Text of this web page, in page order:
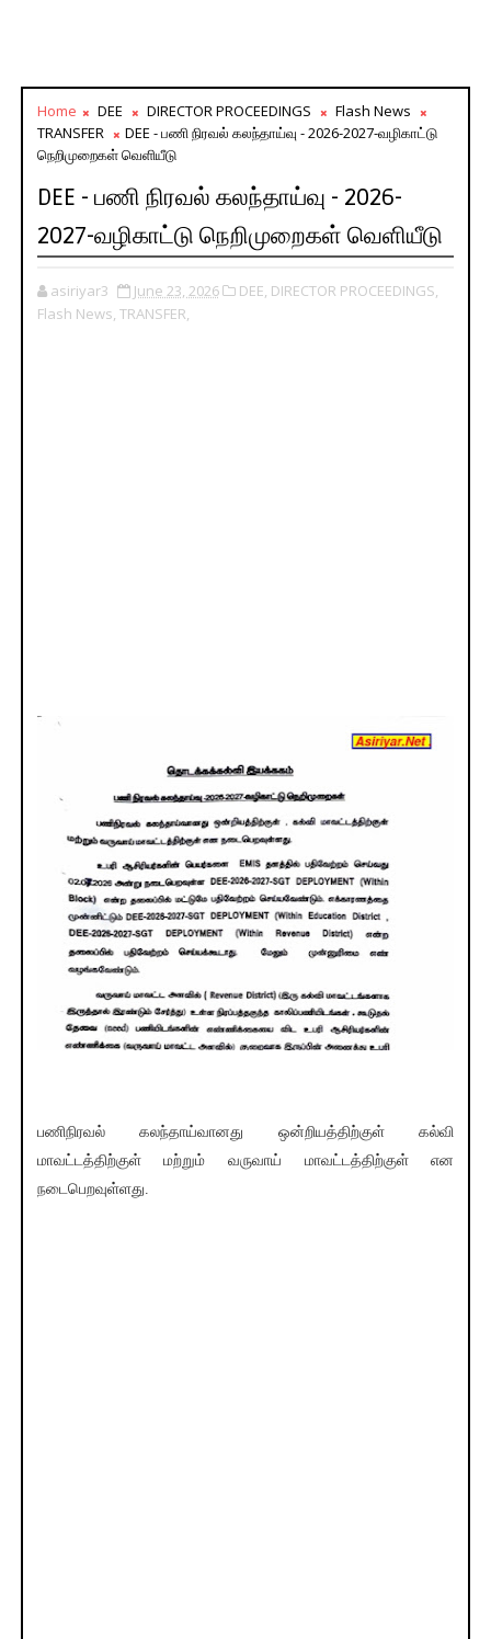
Home DEE DIRECTOR PROCEEDINGS
Flash News
TRANSFER
DEE - பணி நிரவல் கலந்தாய்வு - 2026-2027-வழிகாட்டு
நெறிமுறைகள் வெளியீடு
DEE - பணி நிரவல் கலந்தாய்வு - 2026-
2027-வழிகாட்டு நெறிமுறைகள் வெளியீடு
asiriyar3 June 23, 2026 DEE, DIRECTOR PROCEEDINGS,
Flash News, TRANSFER,
பணிநிரவல் கலந்தாய்வானது ஒன்றியத்திற்குள் கல்வி
மாவட்டத்திற்குள் மற்றும் வருவாய் மாவட்டத்திற்குள் என
நடைபெறவுள்ளது.